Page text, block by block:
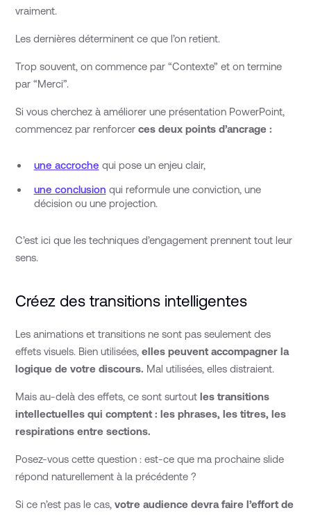
vraiment.
Les dernières déterminent ce que l’on retient.
Trop souvent, on commence par “Contexte” et on termine
par “Merci”.
Si vous cherchez à améliorer une présentation PowerPoint,
commencez par renforcerces deux points d’ancrage :
une accroche qui pose un enjeu clair,
une conclusion qui reformule une conviction, une
décision ou une projection.
C’est ici que les techniques d’engagement prennent tout leur
sens.
Créez des transitions intelligentes
Les animations et transitions ne sont pas seulement des
effets visuels. Bien utilisées,elles peuvent accompagner la
logique de votre discours. Mal utilisées, elles distraient.
Mais au-delà des effets, ce sont surtoutles transitions
intellectuelles qui comptent : les phrases, les titres, les
respirations entre sections.
Posez-vous cette question : est-ce que ma prochaine slide
répond naturellement à la précédente ?
Si ce n’est pas le cas,votre audience devra faire l’effort de